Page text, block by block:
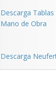
Descarga
Mano de Obra
Descarga